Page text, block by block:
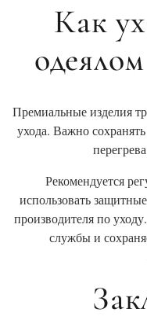
Как
Премиальные изделия
ухода. Важно
Рекомендуется
использовать
производителя по
службы и